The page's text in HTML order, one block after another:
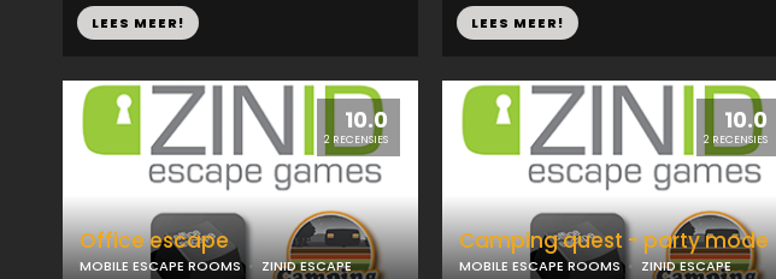
LEES MEER! LEES MEER!
10.0
2 RECENSIES
Office escape
MOBILE ESCAPE ROOMS
ZINID ESCAPE
10.0
2 RECENSIES
Camping quest - party mode
MOBILE ESCAPE ROOMS
ZINID ESCAPE